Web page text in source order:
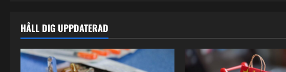
g
a
t
HÅLL DIG UPPDATERAD